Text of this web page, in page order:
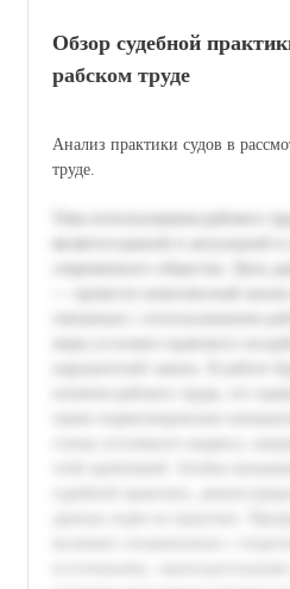
Обзор судебной
рабском труде
Анализ практики судов в
труде.